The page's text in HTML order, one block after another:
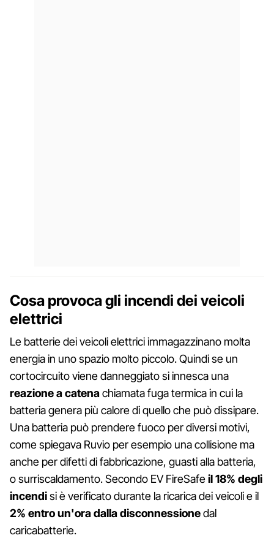
Cosa provoca gli incendi dei veicoli
elettrici
Le batterie dei veicoli elettrici immagazzinano molta
energia in uno spazio molto piccolo. Quindi se un
cortocircuito viene danneggiato si innesca una
reazione a catenachiamata fuga termica in cui la
batteria genera più calore di quello che può dissipare.
Una batteria può prendere fuoco per diversi motivi,
come spiegava Ruvio per esempio una collisione ma
anche per difetti di fabbricazione, guasti alla batteria,
o surriscaldamento. Secondo EV FireSafeil 18% degli
incendisi è verificato durante la ricarica dei veicoli e il
2% entro un'ora dalla disconnessionedal
caricabatterie.